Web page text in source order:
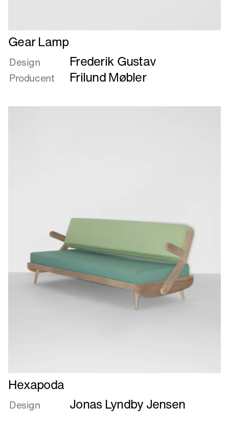
Læs
mere
om
Gear
Lamp
Gear Lamp
Design Frederik Gustav
Producent Frilund Møbler
Læs
mere
om
Hexapoda
Design Jonas Lyndby Jensen